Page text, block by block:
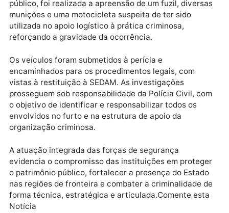
O cerco policial foi estabelecido em pontos
estratégicos, o que possibilitou a localização dos
veículos na zona rural do município de Costa
antes que fossem levados para a região de fronteira
descaracterizados.
Durante a ação, além da recuperação do patrimônio
público, foi realizada a apreensão de um fuzil,
munições e uma motocicleta suspeita de ter sido
utilizada no apoio logístico à prática criminosa,
reforçando a gravidade da ocorrência.
Os veículos foram submetidos à perícia e
encaminhados para os procedimentos legais, com
vistas à restituição à SEDAM. As investigações
prosseguem sob responsabilidade da Polícia Civil,
o objetivo de identificar e responsabilizar todos os